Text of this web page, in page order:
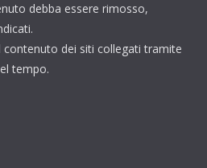
debba essere rimosso,
dei siti collegati tramite
tempo.